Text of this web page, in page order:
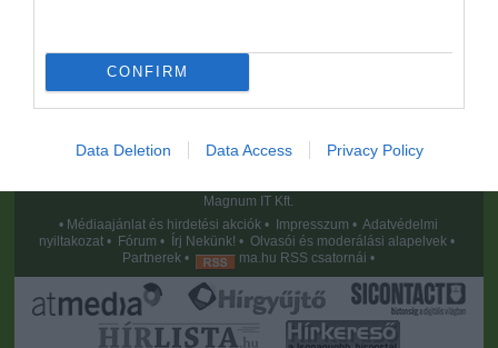
CONFIRM
Data Deletion Data Access Privacy Policy
Magnum IT Kft.
• Médiaajánlat és hirdetési akciók • Impresszum •Adatvédelmi
nyiltakozat • Fórum • Írj Nekünk! •Olvasói és moderálási alapelvek •
Partnerek • ma.hu RSS csatornái •